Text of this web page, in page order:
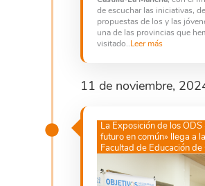
de escuchar las iniciativas,
propuestas de los y las
una de las provincias que
visitado..Leer más
11 de noviembre,
La Exposición de los ODS
futuro en común» llega a la
Facultad de Educación de